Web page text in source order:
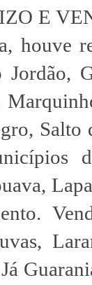
E
houve
Jordão,
Salto